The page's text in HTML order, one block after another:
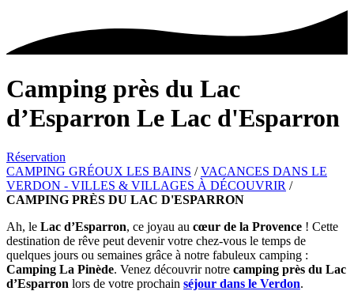
Camping près du Lac
d’Esparron Le Lac d'Esparron
Réservation
CAMPING GRÉOUX LES BAINS /VACANCES DANS LE
VERDON - VILLES & VILLAGES À DÉCOUVRIR /
CAMPING PRÈS DU LAC D'ESPARRON
Ah, le Lac d’Esparron, ce joyau au cœur de la Provence ! Cette
destination de rêve peut devenir votre chez-vous le temps de
quelques jours ou semaines grâce à notre fabuleux camping :
Camping La Pinède. Venez découvrir notre camping près du Lac
d’Esparron lors de votre prochain séjour dans le Verdon.